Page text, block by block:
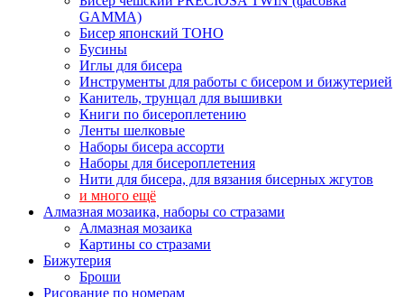
GAMMA)
Бисер японский TOHO
Бусины
Иглы для бисера
Инструменты для работы с бисером и бижутерией
Канитель, трунцал для вышивки
Книги по бисероплетению
Ленты шелковые
Наборы бисера ассорти
Наборы для бисероплетения
Нити для бисера, для вязания бисерных жгутов
и много ещё
Алмазная мозаика, наборы со стразами
Алмазная мозаика
Картины co стразами
Бижутерия
Броши
Рисование по номерам